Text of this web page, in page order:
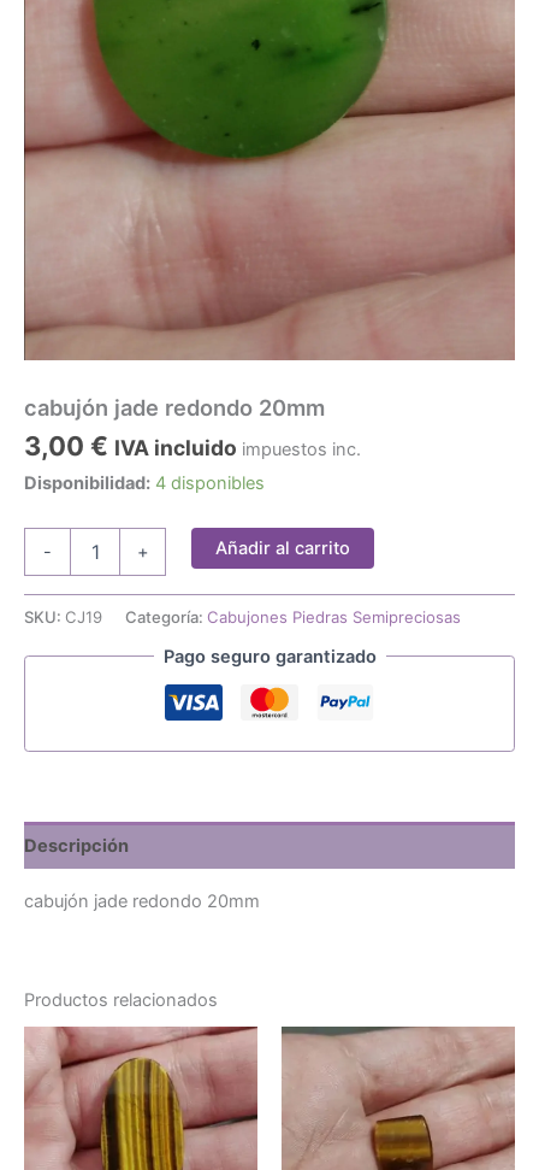
cabujón jade redondo 20mm
3,00 € IVA incluido impuestos inc.
Disponibilidad: 4 disponibles
-
20mm
+ Añadir al carrito
SKU: CJ19 Categoría: Cabujones Piedras Semipreciosas
Pago seguro garantizado
Descripción
cabujón jade redondo 20mm
Productos relacionados